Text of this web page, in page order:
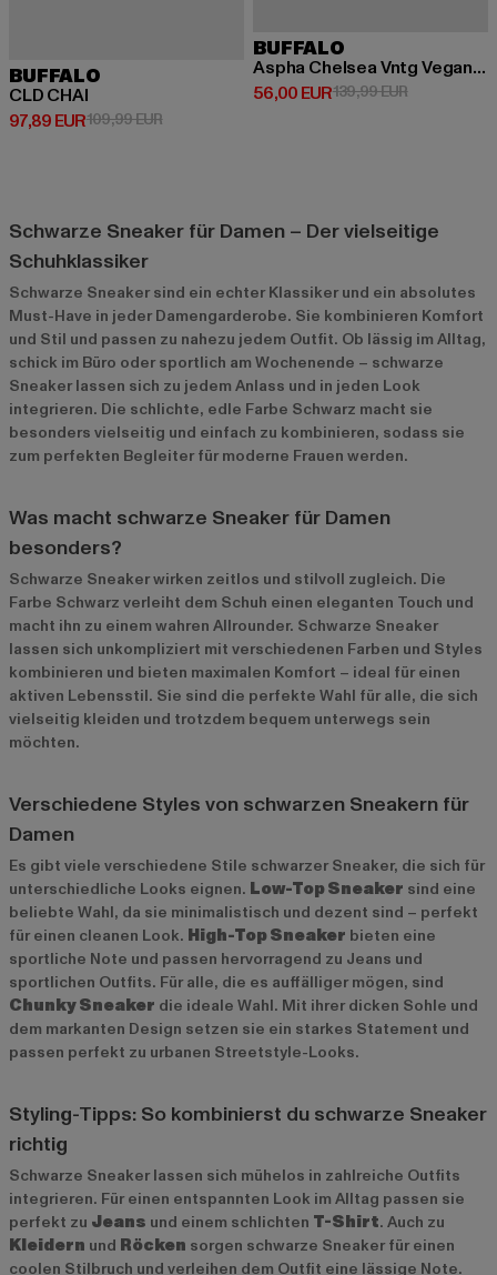
BUFFALO
CLD CHAI
97,89 EUR
Derzeitiger Preis: 97,89 EUR
109,99 EURAktionspreis: 109,99 EUR
BUFFALO
Aspha Chelsea Vntg Vegan Nappa
56,00 EUR
Derzeitiger Preis: 56,00 EUR
139,99 EURAktionspreis:
Schwarze Sneaker für Damen – Der vielseitige
Schuhklassiker
Schwarze Sneaker sind ein echter Klassiker und ein absolutes
Must-Have in jeder Damengarderobe. Sie kombinieren Komfort
und Stil und passen zu nahezu jedem Outfit. Ob lässig im Alltag,
schick im Büro oder sportlich am Wochenende – schwarze
Sneaker lassen sich zu jedem Anlass und in jeden Look
integrieren. Die schlichte, edle Farbe Schwarz macht sie
besonders vielseitig und einfach zu kombinieren, sodass sie
zum perfekten Begleiter für moderne Frauen werden.
Was macht schwarze Sneaker für Damen
besonders?
Schwarze Sneaker wirken zeitlos und stilvoll zugleich. Die
Farbe Schwarz verleiht dem Schuh einen eleganten Touch und
macht ihn zu einem wahren Allrounder. Schwarze Sneaker
lassen sich unkompliziert mit verschiedenen Farben und Styles
kombinieren und bieten maximalen Komfort – ideal für einen
aktiven Lebensstil. Sie sind die perfekte Wahl für alle, die sich
vielseitig kleiden und trotzdem bequem unterwegs sein
möchten.
Verschiedene Styles von schwarzen Sneakern für
Damen
Es gibt viele verschiedene Stile schwarzer Sneaker, die sich für
unterschiedliche Looks eignen. Low-Top Sneaker sind eine
beliebte Wahl, da sie minimalistisch und dezent sind – perfekt
für einen cleanen Look. High-Top Sneaker bieten eine
sportliche Note und passen hervorragend zu Jeans und
sportlichen Outfits. Für alle, die es auffälliger mögen, sind
Chunky Sneaker die ideale Wahl. Mit ihrer dicken Sohle und
dem markanten Design setzen sie ein starkes Statement und
passen perfekt zu urbanen Streetstyle-Looks.
Styling-Tipps: So kombinierst du schwarze Sneaker
richtig
Schwarze Sneaker lassen sich mühelos in zahlreiche Outfits
integrieren. Für einen entspannten Look im Alltag passen sie
perfekt zu Jeans und einem schlichten T-Shirt. Auch zu
Kleidern und Röcken sorgen schwarze Sneaker für einen
coolen Stilbruch und verleihen dem Outfit eine lässige Note.